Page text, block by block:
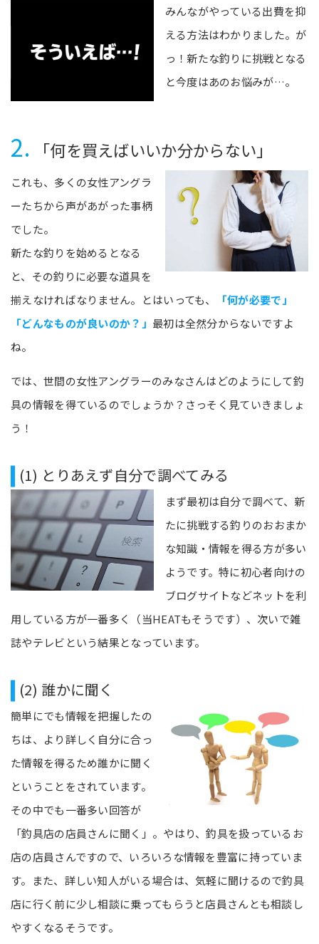
みんながやっている出費を抑
える方法はわかりました。が
っ！新たな釣りに挑戦となる
と今度はあのお悩みが…。
2. 「何を買えばいいか分からない」
これも、多くの女性アングラ
ーたちから声があがった事柄
でした。
新たな釣りを始めるとなる
と、その釣りに必要な道具を
揃えなければなりません。とはいっても、
「何が必要で」
「どんなものが良いのか？」 最初は全然分からないですよ
ね。
では、世間の女性アングラーのみなさんはどのようにして釣
具の情報を得ているのでしょうか？さっそく見ていきましょ
う！
(1) とりあえず自分で調べてみる
まず最初は自分で調べて、新
たに挑戦する釣りのおおまか
な知識・情報を得る方が多い
ようです。特に初心者向けの
ブログサイトなどネットを利
用している方が一番多く（当HEATもそうです）、次いで雑
誌やテレビという結果となっています。
(2) 誰かに聞く
簡単にでも情報を把握したの
ちは、より詳しく自分に合っ
た情報を得るため誰かに聞く
ということをされています。
その中でも一番多い回答が
「釣具店の店員さんに聞く」。やはり、釣具を扱っているお
店の店員さんですので、いろいろな情報を豊富に持っていま
す。また、詳しい知人がいる場合は、気軽に聞けるので釣具
店に行く前に少し相談に乗ってもらうと店員さんとも相談し
やすくなるそうです。